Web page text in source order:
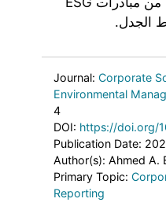
الجدل.
Journal: Corporate
Environmental
4
DOI: https://doi.org/
Publication Date:
Author(s): Ahmed A.
Primary Topic:
Reporting